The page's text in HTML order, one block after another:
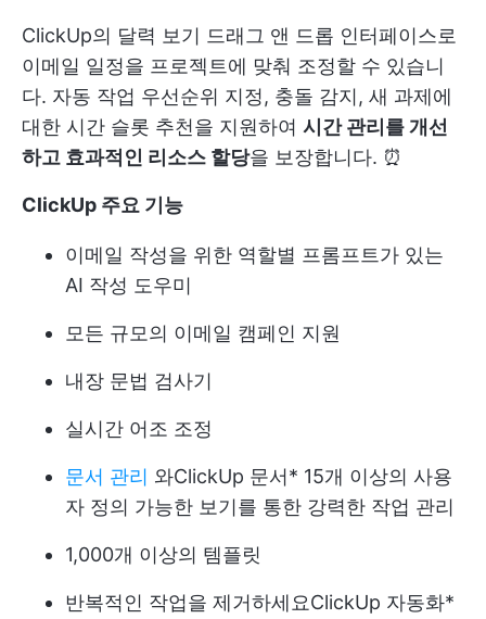
ClickUp의 달력 보기 드래그 앤 드롭 인터페이스로
이메일 일정을 프로젝트에 맞춰 조정할 수 있습니
다. 자동 작업 우선순위 지정, 충돌 감지, 새 과제에
대한 시간 슬롯 추천을 지원하여 시간 관리를 개선
하고 효과적인 리소스 할당을 보장합니다. ⏰
ClickUp 주요 기능
이메일 작성을 위한 역할별 프롬프트가 있는
AI 작성 도우미
모든 규모의 이메일 캠페인 지원
내장 문법 검사기
실시간 어조 조정
문서 관리 와ClickUp 문서* 15개 이상의 사용
자 정의 가능한 보기를 통한 강력한 작업 관리
1,000개 이상의 템플릿
반복적인 작업을 제거하세요ClickUp 자동화*